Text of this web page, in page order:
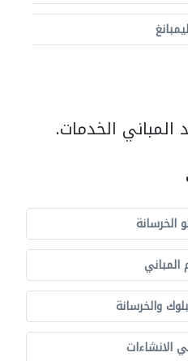
الخدمات.
الخرسانة
والخرسانة
الانشاءات